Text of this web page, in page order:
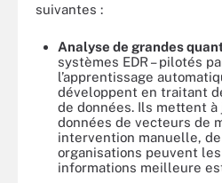
suivantes :
Analyse de grandes
systèmes EDR – pilotés
l’apprentissage
développent en traitant
de données. Ils mettent
données de vecteurs de
intervention manuelle,
organisations peuvent
informations meilleure